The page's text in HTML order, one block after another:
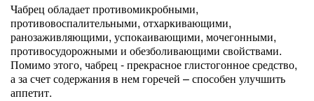
Чабрец обладает противомикробными,
противовоспалительными, отхаркивающими,
ранозаживляющими, успокаивающими, мочегонными,
противосудорожными и обезболивающими свойствами.
Помимо этого, чабрец - прекрасное глистогонное средство,
а за счет содержания в нем горечей – способен улучшить
аппетит.